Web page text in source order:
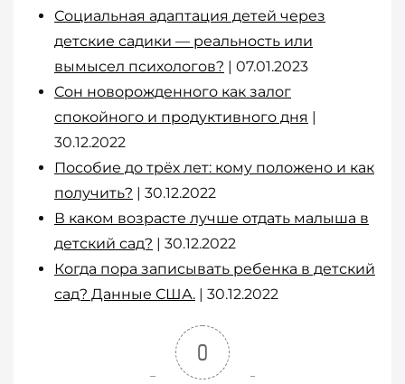
Социальная адаптация детей через
детские садики — реальность или
вымысел психологов? | 07.01.2023
Сон новорожденного как залог
спокойного и продуктивного дня |
30.12.2022
Пособие до трёх лет: кому положено и как
получить? | 30.12.2022
В каком возрасте лучше отдать малыша в
детский сад? | 30.12.2022
Когда пора записывать ребенка в детский
сад? Данные США. | 30.12.2022
0